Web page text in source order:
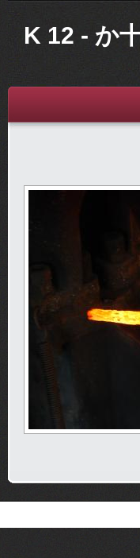
K 12 - か